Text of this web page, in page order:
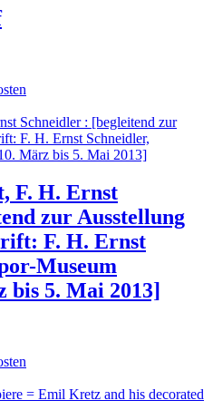
F. H. Ernst
zur Ausstellung
F. H. Ernst
Museum
bis 5. Mai 2013]